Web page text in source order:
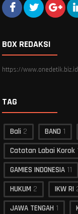
BOX REDAKSI
https://
TAG
Bali 2 BAND 1
Catatan Labai Korok
GAMIES INDONESIA 11
HUKUM 2 IKW RI
JAWA TENGAH 1